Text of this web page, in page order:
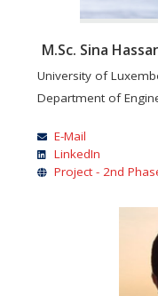
M.Sc. Sina
University of
Department of
E-Mail
LinkedIn
Project - 2nd